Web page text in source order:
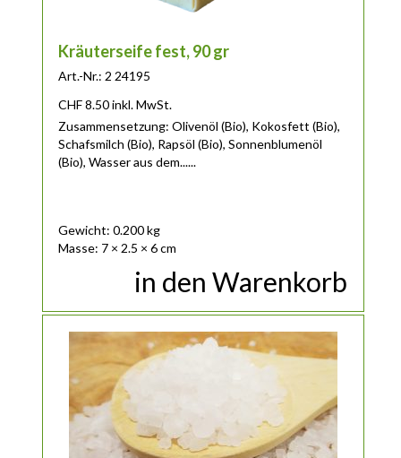
Kräuterseife fest, 90 gr
Art.-Nr.: 2 24195
CHF8.50 inkl. MwSt.
Zusammensetzung: Olivenöl (Bio), Kokosfett (Bio),
Schafsmilch (Bio), Rapsöl (Bio), Sonnenblumenöl
(Bio), Wasser aus dem......
Gewicht: 0.200 kg
Masse: 7 × 2.5 × 6 cm
in den Warenkorb
Dieses Produkt weist mehrere Varianten auf. Die Optionen